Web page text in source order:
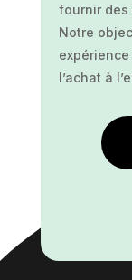
fournir des
Notre
l’achat à